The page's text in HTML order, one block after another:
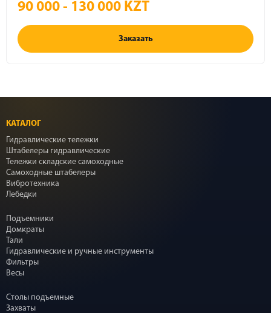
90 000 - 130 000 KZT
Заказать
КАТАЛОГ
Гидравлические тележки
Штабелеры гидравлические
Тележки складские самоходные
Самоходные штабелеры
Вибротехника
Лебедки
Подъемники
Домкраты
Тали
Гидравлические и ручные инструменты
Фильтры
Весы
Столы подъемные
Захваты